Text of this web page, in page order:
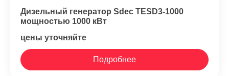
Дизельный генератор Sdec TESD3-1000
мощностью 1000 кВт
цены уточняйте
Подробнее